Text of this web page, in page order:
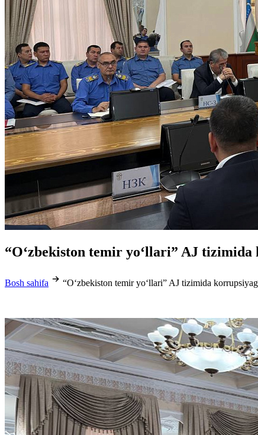
“O‘zbekiston temir yo‘llari” AJ
Bosh sahifa “O‘zbekiston temir yo‘llari” AJ tizimida